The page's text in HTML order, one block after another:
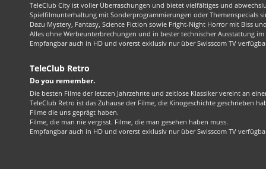
TeleClub City ist voller Überraschungen und bietet vielfältiges und
Spielfilmunterhaltung mit Sonderprogrammierungen oder Themenspecials
Dazu Mystery, Fantasy, Science Fiction sowie Fright-Night Horror mit Biss
Alles ohne Werbeunterbrechungen und in bester technischer Ausstattung
Empfangbar auch in HD und vorerst exklusiv nur über Swisscom TV
TeleClub Retro
Do you remember.
Die besten Filme der letzten Jahrzehnte und zeitlose Klassiker vereint an
TeleClub Retro ist das Zuhause der Filme, die Kinogeschichte geschrieben
Filme die uns geprägt haben.
Filme, die man nie vergisst. Filme, die man gesehen haben muss.
Empfangbar auch in HD und vorerst exklusiv nur über Swisscom TV